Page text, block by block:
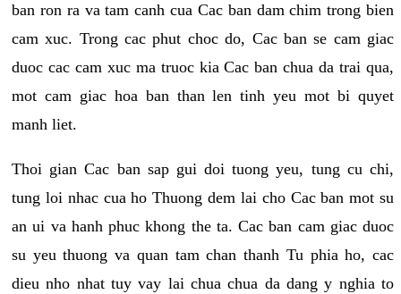
ban ron ra va tam canh cua Cac ban dam chim trong bien
cam xuc. Trong cac phut choc do, Cac ban se cam giac
duoc cac cam xuc ma truoc kia Cac ban chua da trai qua,
mot cam giac hoa ban than len tinh yeu mot bi quyet
manh liet.
Thoi gian Cac ban sap gui doi tuong yeu, tung cu chi,
tung loi nhac cua ho Thuong dem lai cho Cac ban mot su
an ui va hanh phuc khong the ta. Cac ban cam giac duoc
su yeu thuong va quan tam chan thanh Tu phia ho, cac
dieu nho nhat tuy vay lai chua chua da dang y nghia to